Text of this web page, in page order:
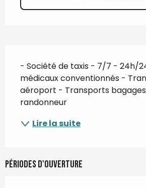
- Société de taxis - 7/7 - 24h/
médicaux conventionnés -
aéroport - Transports
randonneur
Lire la suite
Périodes d'ouverture